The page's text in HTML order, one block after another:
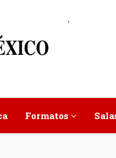
.
Formatos